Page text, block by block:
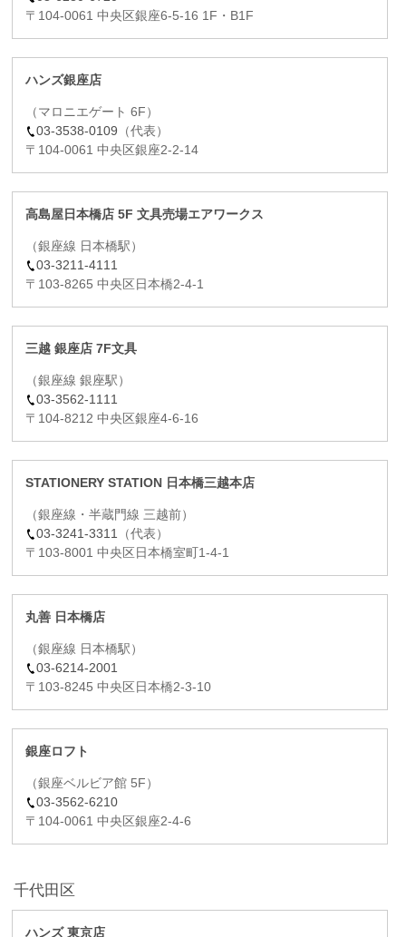
〒104-0061 中央区銀座6-5-16 1F・B1F
ハンズ銀座店
（マロニエゲート 6F）
03-3538-0109 （代表）
〒104-0061 中央区銀座2-2-14
高島屋日本橋店 5F 文具売場エアワークス
（銀座線 日本橋駅）
03-3211-4111
〒103-8265 中央区日本橋2-4-1
三越 銀座店 7F文具
（銀座線 銀座駅）
03-3562-1111
〒104-8212 中央区銀座4-6-16
STATIONERY STATION 日本橋三越本店
（銀座線・半蔵門線 三越前）
03-3241-3311
（代表）
〒103-8001 中央区日本橋室町1-4-1
丸善 日本橋店
（銀座線 日本橋駅）
03-6214-2001
〒103-8245 中央区日本橋2-3-10
銀座ロフト
（銀座ベルビア館 5F）
03-3562-6210
〒104-0061 中央区銀座2-4-6
千代田区
ハンズ 東京店